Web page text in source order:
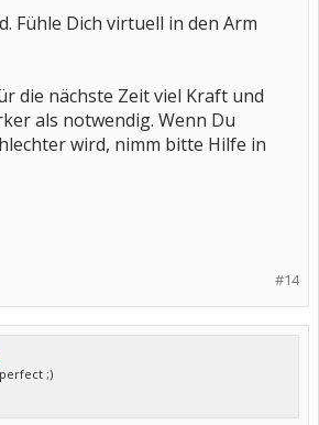
Fühle Dich virtuell in den Arm
die nächste Zeit viel Kraft und
als notwendig. Wenn Du
wird, nimm bitte Hilfe in
#14
;)